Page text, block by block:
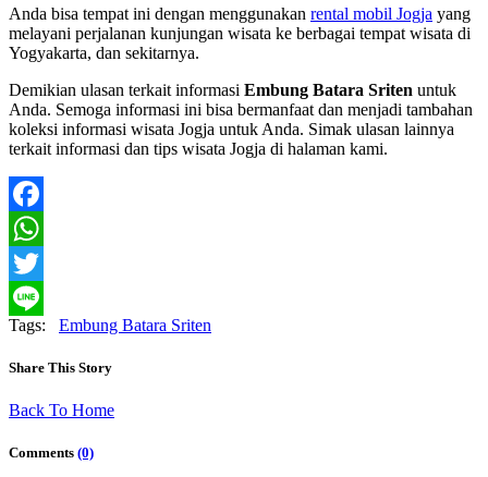
Anda bisa tempat ini dengan menggunakan rental mobil Jogja yang
melayani perjalanan kunjungan wisata ke berbagai tempat wisata di
Yogyakarta, dan sekitarnya.
Demikian ulasan terkait informasi Embung Batara Sriten untuk
Anda. Semoga informasi ini bisa bermanfaat dan menjadi tambahan
koleksi informasi wisata Jogja untuk Anda. Simak ulasan lainnya
terkait informasi dan tips wisata Jogja di halaman kami.
Facebook
WhatsApp
Twitter
Line
Tags: Embung Batara Sriten
Share This Story
Back To Home
Comments (0)